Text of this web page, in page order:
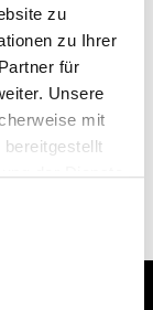
zu
zu Ihrer
für
Unsere
mit
der Dienste